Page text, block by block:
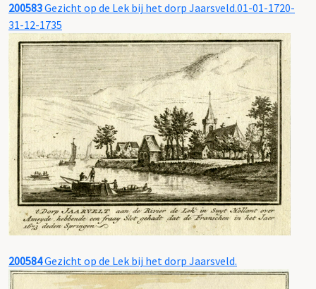
200583Gezicht op de Lek bij het dorp Jaarsveld.01-01-1720-
31-12-1735
200584Gezicht op de Lek bij het dorp Jaarsveld.